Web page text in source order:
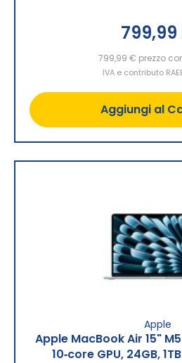
799,99 € prezzo
IVA e contributo
Aggiungi al
Apple
Apple MacBook Air 15"
10‑core GPU, 24GB,